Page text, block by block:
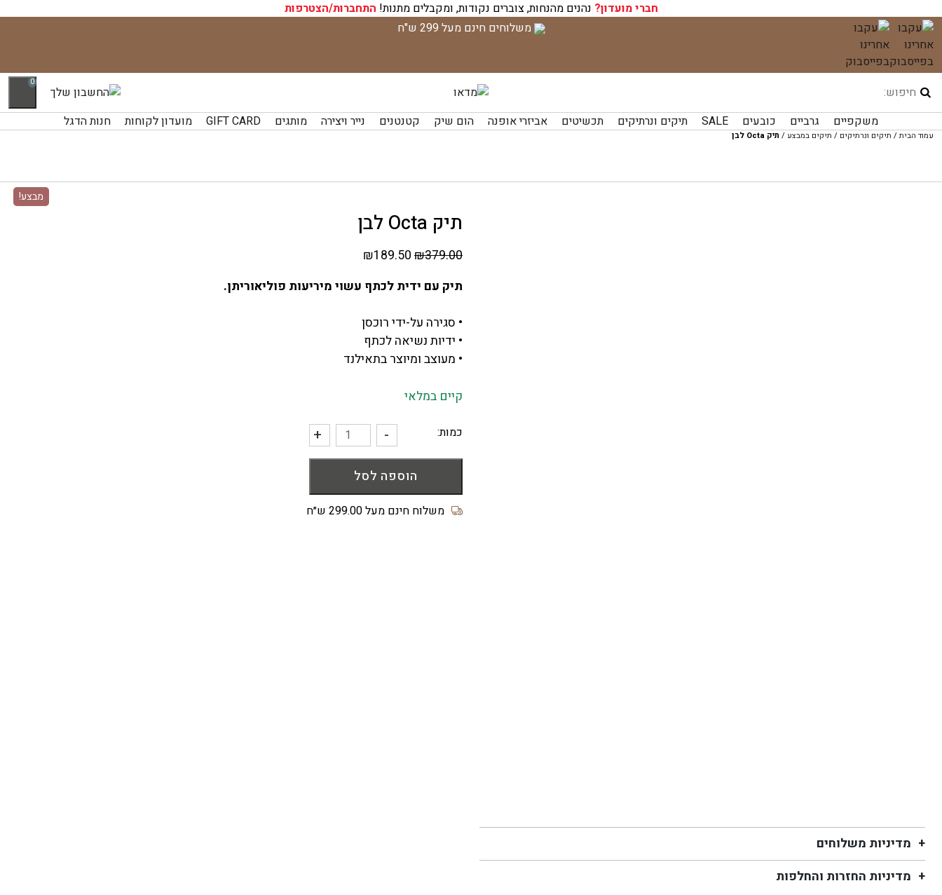
חברי מועדון? נהנים מהנחות, צוברים נקודות, ומקבלים מתנות! התחברות/הצטרפות
דלג
לתוכן
משלוחים חינם מעל 299 ש"ח
0
משקפיים גרביים כובעים SALE תיקים ונרתיקים תכשיטים אביזרי אופנה הום שיק קטנטנים נייר ויצירה מותגים GIFT CARD מועדון לקוחות חנות הדגל
עמוד הבית/ תיקים ונרתיקים / תיקים במבצע / תיק Octa לבן
מבצע!
תיק Octa לבן
₪379.00
המחיר
היה:
₪189.50
הוא:
תיק עם ידית לכתף עשוי מיריעות פוליאוריתן.
• סגירה על-ידי רוכסן
• ידיות נשיאה לכתף
• מעוצב ומיוצר בתאילנד
קיים במלאי
כמות:
כמות
של
תיק
Octa
לבן
-
+
הוספה לסל
משלוח חינם מעל 299.00 ש״ח
מדיניות משלוחים
מדיניות החזרות והחלפות